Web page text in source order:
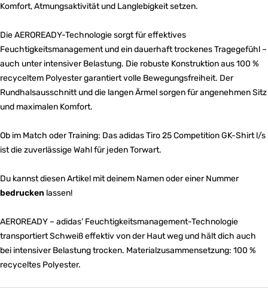
Komfort, Atmungsaktivität und Langlebigkeit setzen.
Die AEROREADY-Technologie sorgt für effektives
Feuchtigkeitsmanagement und ein dauerhaft trockenes Tragegefühl –
auch unter intensiver Belastung. Die robuste Konstruktion aus 100 %
recyceltem Polyester garantiert volle Bewegungsfreiheit. Der
Rundhalsausschnitt und die langen Ärmel sorgen für angenehmen Sitz
und maximalen Komfort.
Ob im Match oder Training: Das adidas Tiro 25 Competition GK-Shirt l/s
ist die zuverlässige Wahl für jeden Torwart.
Du kannst diesen Artikel mit deinem Namen oder einer Nummer
bedrucken lassen!
AEROREADY – adidas' Feuchtigkeitsmanagement-Technologie
transportiert Schweiß effektiv von der Haut weg und hält dich auch
bei intensiver Belastung trocken. Materialzusammensetzung: 100 %
recyceltes Polyester.